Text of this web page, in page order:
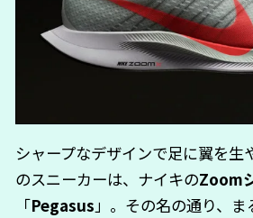
シャープなデザインで足に翼を生
のスニーカーは、ナイキのZoom
「Pegasus」。その名の通り、